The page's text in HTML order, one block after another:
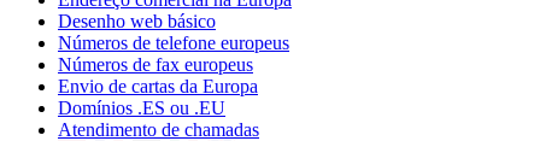
Publicidade em 189 países
Cópias de segurança até 6 Tb
Ferramentas gratuitas para empresários
© 2021 - Picasso Business Center